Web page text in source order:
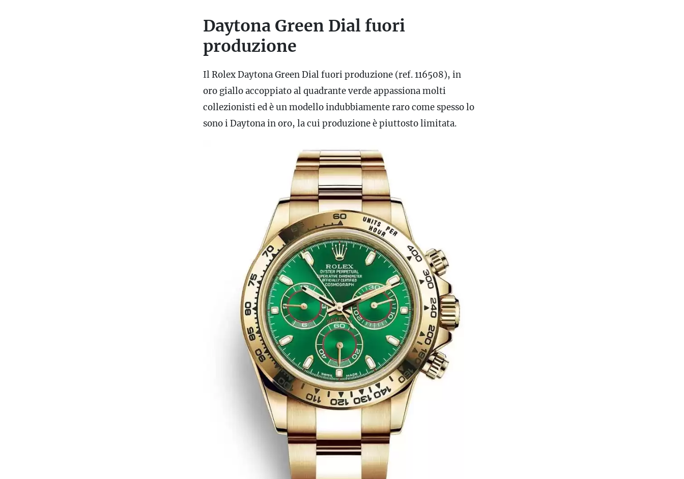
Daytona Green Dial fuori
produzione
Il Rolex Daytona Green Dial fuori produzione (ref. 116508), in
oro giallo accoppiato al quadrante verde appassiona molti
collezionisti ed è un modello indubbiamente raro come spesso lo
sono i Daytona in oro, la cui produzione è piuttosto limitata.